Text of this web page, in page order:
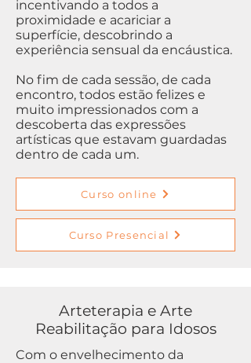
incentivando a todos a
proximidade e acariciar a
superfície, descobrindo a
experiência sensual da encáustica.
No fim de cada sessão, de cada
encontro, todos estão felizes e
muito impressionados com a
descoberta das expressões
artísticas que estavam guardadas
dentro de cada um.
Curso online
Curso Presencial
Arteterapia e Arte
Reabilitação para Idosos
Com o envelhecimento da